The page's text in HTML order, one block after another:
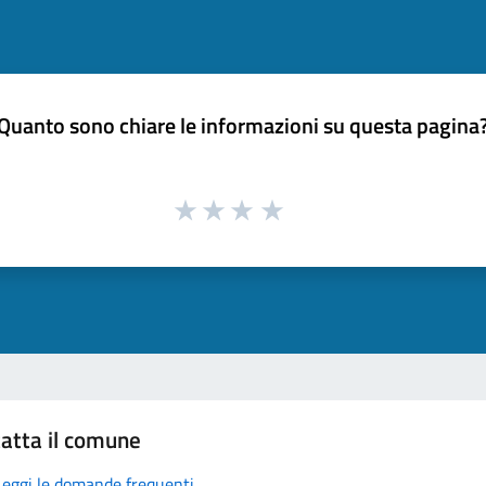
sono chiare le informazioni su questa
il comune